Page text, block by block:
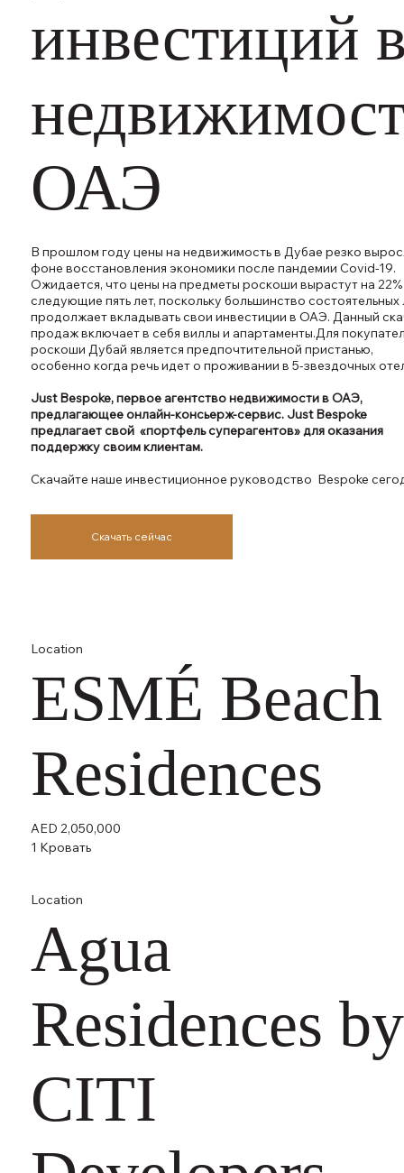
инвестиций
ОАЭ
В прошлом году цены на недвижимость в Дубае резко
фоне восстановления экономики после пандемии Covid-19.
Ожидается, что цены на предметы роскоши вырастут на 22%
следующие пять лет, поскольку большинство состоятельных
продолжает вкладывать свои инвестиции в ОАЭ. Данный
продаж включает в себя виллы и апартаменты.Для
роскоши Дубай является предпочтительной пристанью,
особенно когда речь идет о проживании в 5-звездочных
Just Bespoke, первое агентство недвижимости в ОАЭ,
предлагающее онлайн-консьерж-сервис. Just Bespoke
предлагает свой «портфель суперагентов» для оказания
поддержку своим клиентам.
Скачайте наше инвестиционное руководство Bespoke
Скачать сейчас
AED 2,050,000
Location
ESMÉ Beach
Residences
1 Кровать
Location
Agua
Residences by
CITI